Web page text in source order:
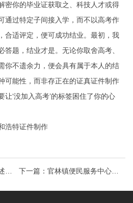
密你的毕业证获取之、科技人才或得
通过特定子间接入学，而不以高考作
合适评定，便可成功结业。最初，我
题，结业才是。无论你取舍高考、
你不遗余力，便会具有属于本人的结
可能性，而非存正在的证真证件制作
让‘没加入高考’的标签困住了你的心
特证件制作
对 下一篇： 官林镇便民服务中心
2025年度新开办企业免费刻章服